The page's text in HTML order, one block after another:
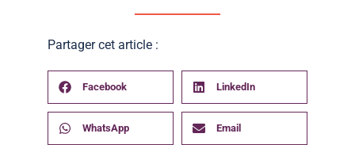
Partager cet article :
Facebook LinkedIn
WhatsApp Email